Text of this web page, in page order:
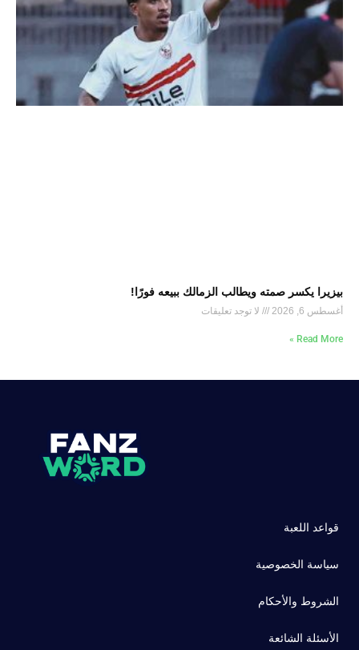
بيزيرا يكسر صمته ويطالب الزمالك ببيعه فورًا!
أغسطس 6, 2026 لا توجد تعليقات
Read More »
قواعد اللعبة
سياسة الخصوصية
الشروط والأحكام
الأسئلة الشائعة